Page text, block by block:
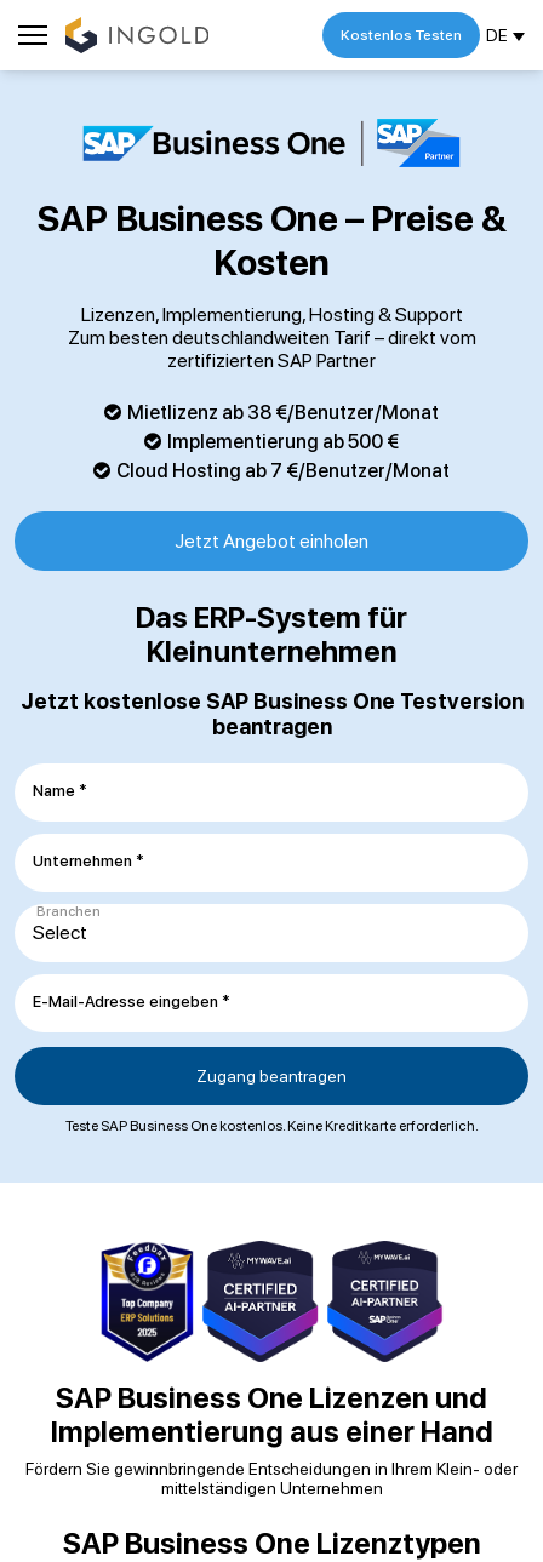
DE
Kostenlos Testen
SAP Business One – Preise &
Kosten
Lizenzen, Implementierung, Hosting & Support
Zum besten deutschlandweiten Tarif – direkt vom
zertifizierten SAP Partner
Mietlizenz ab 38 €/Benutzer/Monat
Implementierung ab 500 €
Cloud Hosting ab 7 €/Benutzer/Monat
Jetzt Angebot einholen
Das ERP-System für
Kleinunternehmen
Jetzt kostenlose SAP Business One Testversion
beantragen
Name *
Unternehmen *
Branchen
E-Mail-Adresse eingeben *
Teste SAP Business One kostenlos. Keine Kreditkarte erforderlich.
SAP Business One Lizenzen und
Implementierung aus einer Hand
Fördern Sie gewinnbringende Entscheidungen in Ihrem Klein- oder
mittelständigen Unternehmen
SAP Business One Lizenztypen